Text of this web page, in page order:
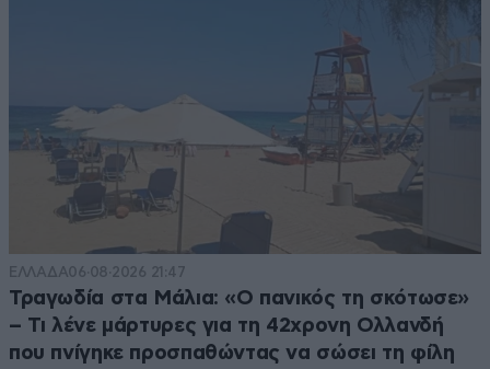
ΕΛΛΑΔΑ06·08·2026 21:47
Τραγωδία στα Μάλια: «Ο πανικός τη σκότωσε»
– Τι λένε μάρτυρες για τη 42χρονη Ολλανδή
που πνίγηκε προσπαθώντας να σώσει τη φίλη